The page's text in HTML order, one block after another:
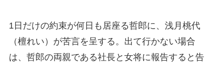
1日だけの約束が何日も居座る哲郎に、浅月桃代
（檀れい）が苦言を呈する。出て行かない場合
は、哲郎の両親である社長と女将に報告すると告